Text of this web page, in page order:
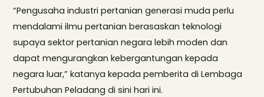
“Pengusaha industri pertanian generasi muda perlu
mendalami ilmu pertanian berasaskan teknologi
supaya sektor pertanian negara lebih moden dan
dapat mengurangkan kebergantungan kepada
negara luar,” katanya kepada pemberita di Lembaga
Pertubuhan Peladang di sini hari ini.